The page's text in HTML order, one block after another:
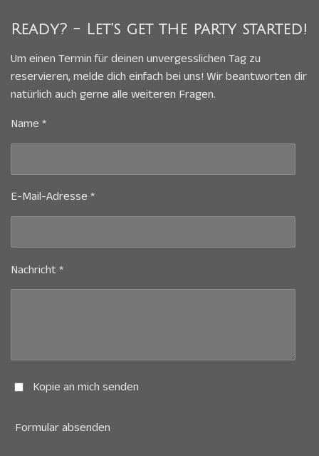
Ready? - Let’s get the party started!
Um einen Termin für deinen unvergesslichen Tag zu
reservieren, melde dich einfach bei uns! Wir beantworten dir
natürlich auch gerne alle weiteren Fragen.
Name *
E-Mail-Adresse *
Nachricht *
Kopie an mich senden
Formular absenden